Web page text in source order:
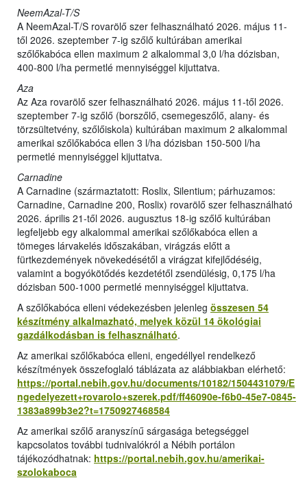
NeemAzal-T/S
A NeemAzal-T/S rovarölő szer felhasználható 2026. május 11-
től 2026. szeptember 7-ig szőlő kultúrában amerikai
szőlőkabóca ellen maximum 2 alkalommal 3,0 l/ha dózisban,
400-800 l/ha permetlé mennyiséggel kijuttatva.
Aza
Az Aza rovarölő szer felhasználható 2026. május 11-től 2026.
szeptember 7-ig szőlő (borszőlő, csemegeszőlő, alany- és
törzsültetvény, szőlőiskola) kultúrában maximum 2 alkalommal
amerikai szőlőkabóca ellen 3 l/ha dózisban 150-500 l/ha
permetlé mennyiséggel kijuttatva.
Carnadine
A Carnadine (származtatott: Roslix, Silentium; párhuzamos:
Carnadine, Carnadine 200, Roslix) rovarölő szer felhasználható
2026. április 21-től 2026. augusztus 18-ig szőlő kultúrában
legfeljebb egy alkalommal amerikai szőlőkabóca ellen a
tömeges lárvakelés időszakában, virágzás előtt a
fürtkezdemények növekedésétől a virágzat kifejlődéséig,
valamint a bogyókötődés kezdetétől zsendülésig, 0,175 l/ha
dózisban 500-1000 permetlé mennyiséggel kijuttatva.
A szőlőkabóca elleni védekezésben jelenleg összesen 54
készítmény alkalmazható, melyek közül 14 ökológiai
gazdálkodásban is felhasználható.
Az amerikai szőlőkabóca elleni, engedéllyel rendelkező
készítmények összefoglaló táblázata az alábbiakban elérhető:
https://portal.nebih.gov.hu/documents/10182/1504431079/E
ngedelyezett+rovarolo+szerek.pdf/ff46090e-f6b0-45e7-0845-
1383a899b3e2?t=1750927468584
Az amerikai szőlő aranyszínű sárgasága betegséggel
kapcsolatos további tudnivalókról a Nébih portálon
tájékozódhatnak: https://portal.nebih.gov.hu/amerikai-
szolokaboca